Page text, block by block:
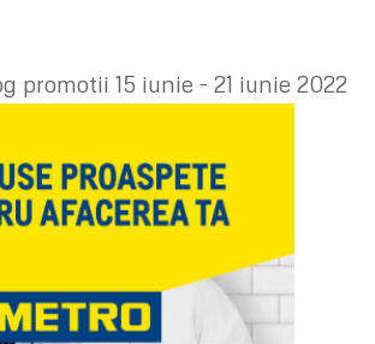
promotii 15 iunie - 21 iunie 2022